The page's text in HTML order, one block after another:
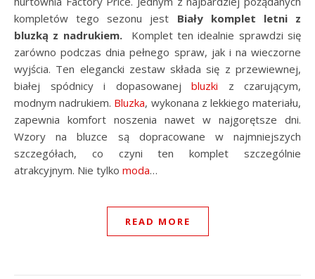
kompletów tego sezonu jest Biały komplet letni z
bluzką z nadrukiem.
Komplet ten idealnie sprawdzi się
zarówno podczas dnia pełnego spraw, jak i na wieczorne
wyjścia. Ten elegancki zestaw składa się z przewiewnej,
białej spódnicy i dopasowanej bluzki z czarującym,
modnym nadrukiem. Bluzka, wykonana z lekkiego materiału,
zapewnia komfort noszenia nawet w najgorętsze dni.
Wzory na bluzce są dopracowane w najmniejszych
szczegółach, co czyni ten komplet szczególnie
atrakcyjnym. Nie tylko moda…
READ MORE